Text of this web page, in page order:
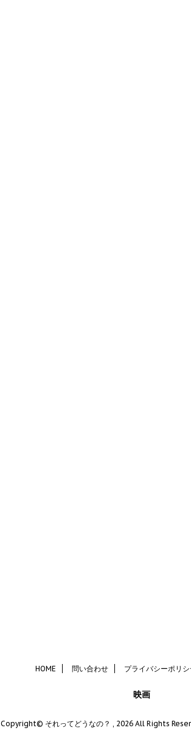
HOME 問い合わせ プライバシーポリシ
映画
Copyright© それってどうなの？ , 2026 All Rights